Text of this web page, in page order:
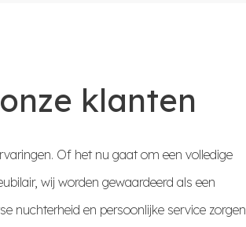
klanten
Of het nu gaat om een volledige
wij worden gewaardeerd als een
nuchterheid en persoonlijke service zorgen